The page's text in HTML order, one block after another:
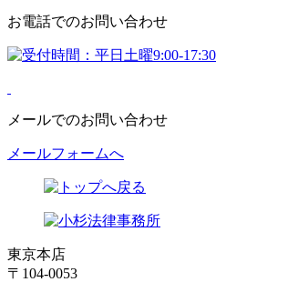
お電話でのお問い合わせ
メールでのお問い合わせ
メールフォームへ
東京本店
〒104-0053